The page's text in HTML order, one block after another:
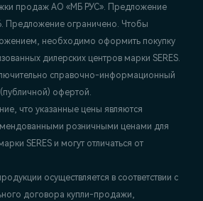
продаж АО «МБ РУС». Предложение
Предложение ограничено. Чтобы
необходимо оформить покупку
дилерских центров марки SERES.
справочно-информационный
офертой.
что указанные цены являются
розничными ценами для
SERES и могут отличаться от
осуществляется в соответствии с
договора купли-продажи,